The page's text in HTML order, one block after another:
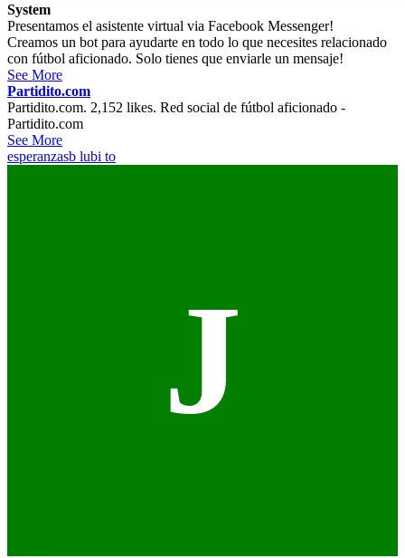
System
Presentamos el asistente virtual via Facebook Messenger!
Creamos un bot para ayudarte en todo lo que necesites relacionado
con fútbol aficionado. Solo tienes que enviarle un mensaje!
See More
Partidito.com
Partidito.com. 2,152 likes. Red social de fútbol aficionado -
Partidito.com
See More
esperanzasb lubi to
J